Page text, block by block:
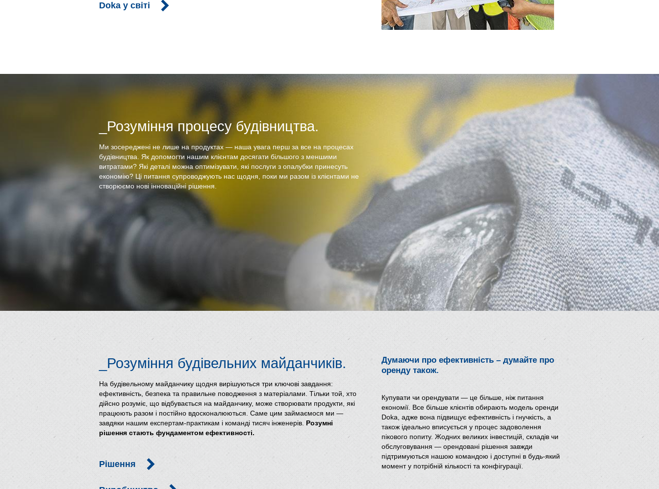
Doka у світі
_Розуміння процесу будівництва.
Ми зосереджені не лише на продуктах — наша увага перш за все на процесах
будівництва. Як допомогти нашим клієнтам досягати більшого з меншими
витратами? Які деталі можна оптимізувати, які послуги з опалубки принесуть
економію? Ці питання супроводжують нас щодня, поки ми разом із клієнтами не
створюємо нові інноваційні рішення.
_Розуміння будівельних майданчиків.
На будівельному майданчику щодня вирішуються три ключові завдання:
ефективність, безпека та правильне поводження з матеріалами. Тільки той, хто
дійсно розуміє, що відбувається на майданчику, може створювати продукти, які
працюють разом і постійно вдосконалюються. Саме цим займаємося ми —
завдяки нашим експертам-практикам і команді тисяч інженерів. Розумні
рішення стають фундаментом ефективності.
Рішення
Думаючи про ефективність – думайте про
оренду також.
Купувати чи орендувати — це більше, ніж питання
економії. Все більше клієнтів обирають модель оренди
Doka, адже вона підвищує ефективність і гнучкість, а
також ідеально вписується у процес задоволення
пікового попиту. Жодних великих інвестицій, складів чи
обслуговування — орендовані рішення завжди
підтримуються нашою командою і доступні в будь-який
момент у потрібній кількості та конфігурації.